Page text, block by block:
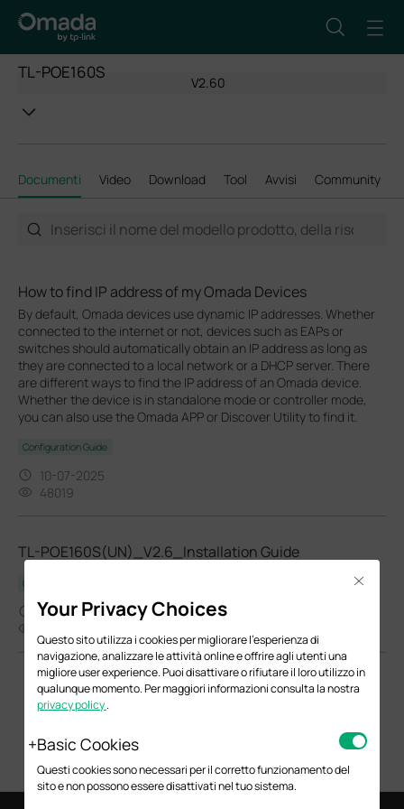
TL-POE160S
V2.60
Documenti Video Download Tool Avvisi Community
How to find IP address of my Omada Devices
By default, Omada devices use dynamic IP addresses. Whether
connected to the internet or not, devices such as EAPs or
switches should automatically obtain an IP address as long as
they are connected to a local network or a DHCP server. There
are different ways to find the IP address of an Omada device.
Whether the device is in standalone mode or controller mode,
you can also use the Omada APP or Discover Utility to find it.
Configuration Guide
10-07-2025
48019
TL-POE160S(UN)_V2.6_Installation Guide
Guida all'installazione dell'hardware
07-10-2023
Your Privacy Choices
Questo sito utilizza i cookies per migliorare l'esperienza di
navigazione, analizzare le attività online e offrire agli utenti una
migliore user experience. Puoi disattivare o rifiutare il loro utilizzo in
qualunque momento. Per maggiori informazioni consulta la nostra
privacy policy.
Basic Cookies
Questi cookies sono necessari per il corretto funzionamento del
sito e non possono essere disattivati nel tuo sistema.
Close